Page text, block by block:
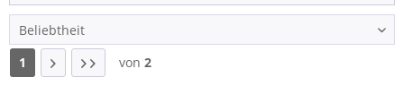
1 von 2